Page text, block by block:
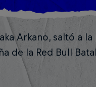
Arkano, saltó a
de la Red Bull